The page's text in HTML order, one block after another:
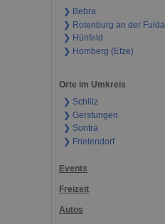
❯ Bebra
❯ Rotenburg an der Fulda
❯ Hünfeld
❯ Homberg (Efze)
Orte im Umkreis
❯ Schlitz
❯ Gerstungen
❯ Sontra
❯ Frielendorf
Events
Freizeit
Autos